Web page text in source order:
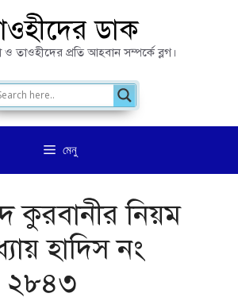
ডাক
ও তাওহীদের প্রতি আহবান সম্পর্কে ব্লগ।
মেনু
কুরবানীর নিয়ম
হাদিস নং
২৮৪৩